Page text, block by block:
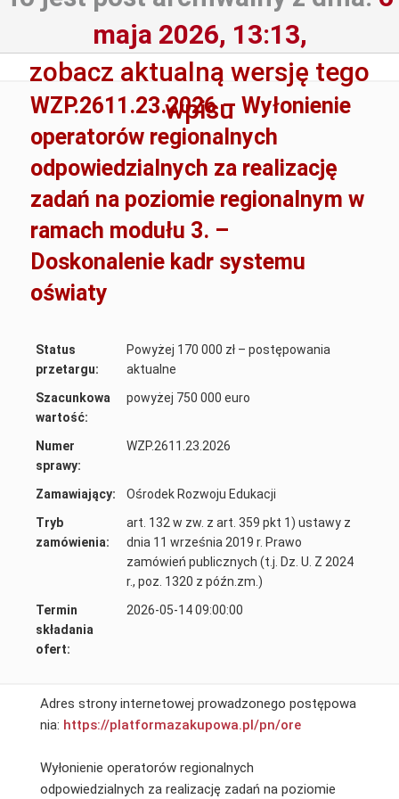
maja 2026, 13:13,
zobacz aktualną wersję tego
wpisu
WZP.2611.23.2026 – Wyłonienie
operatorów regionalnych
odpowiedzialnych za realizację
zadań na poziomie regionalnym w
ramach modułu 3. –
Doskonalenie kadr systemu
oświaty
Status
przetargu:
Powyżej 170 000 zł – postępowania
aktualne
Szacunkowa
wartość:
powyżej 750 000 euro
Numer
sprawy:
WZP.2611.23.2026
Zamawiający:
Ośrodek Rozwoju Edukacji
Tryb
zamówienia:
art. 132 w zw. z art. 359 pkt 1) ustawy z
dnia 11 września 2019 r. Prawo
zamówień publicznych (t.j. Dz. U. Z 2024
r., poz. 1320 z późn.zm.)
Termin
składania
ofert:
2026-05-14 09:00:00
Adres strony internetowej prowadzonego postępowa
nia: https://platformazakupowa.pl/pn/ore
Wyłonienie operatorów regionalnych
odpowiedzialnych za realizację zadań na poziomie